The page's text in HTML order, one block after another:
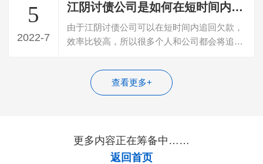
5
2022-7
江阴讨债公司是如何在短时间内追回债务的？
由于江阴讨债公司可以在短时间内追回欠款，
效率比较高，所以很多个人和公司都会将追回
查看更多+
更多内容正在筹备中……
返回首页